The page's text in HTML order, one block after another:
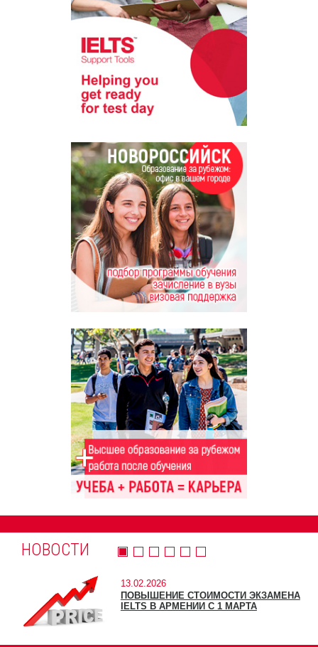
НОВОСТИ
13.02.2026
ПОВЫШЕНИЕ СТОИМОСТИ ЭКЗАМЕНА
IELTS В АРМЕНИИ С 1 МАРТА